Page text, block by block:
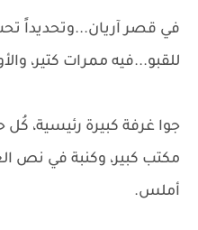
في قصر آريان...وتحديداً
للقبو...فيه ممرات كتير،
جوا غرفة كبيرة رئيسية، كُل
مكتب كبير، وكنبة في نص
أملس.